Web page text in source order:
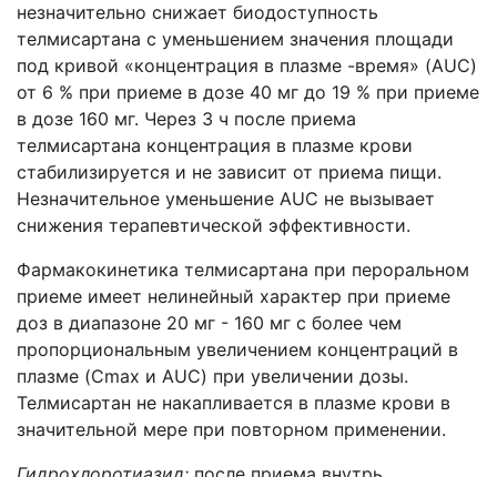
незначительно снижает биодоступность
телмисартана с уменьшением значения площади
под кривой «концентрация в плазме -время» (AUC)
от 6 % при приеме в дозе 40 мг до 19 % при приеме
в дозе 160 мг. Через 3 ч после приема
телмисартана концентрация в плазме крови
стабилизируется и не зависит от приема пищи.
Незначительное уменьшение AUC не вызывает
снижения терапевтической эффективности.
Фармакокинетика телмисартана при пероральном
приеме имеет нелинейный характер при приеме
доз в диапазоне 20 мг - 160 мг с более чем
пропорциональным увеличением концентраций в
плазме (Cmax и AUC) при увеличении дозы.
Телмисартан не накапливается в плазме крови в
значительной мере при повторном применении.